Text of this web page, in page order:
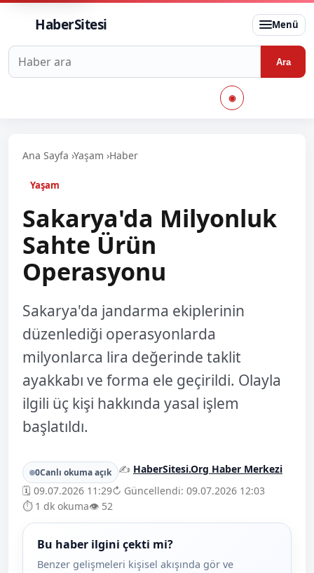
HaberSitesi Menü
Haberlerde ara
Ara
◉
Ana Sayfa ›Yaşam ›Haber
Yaşam
Sakarya'da Milyonluk
Sahte Ürün
Operasyonu
Sakarya'da jandarma ekiplerinin
düzenlediği operasyonlarda
milyonlarca lira değerinde taklit
ayakkabı ve forma ele geçirildi. Olayla
ilgili üç kişi hakkında yasal işlem
başlatıldı.
✍️ HaberSitesi.Org Haber Merkezi
🗓️ 09.07.2026 11:29↻ Güncellendi: 09.07.2026 12:03
⏱️ 1 dk okuma👁️ 52
0Canlı okuma açık
Bu haber ilgini çekti mi?
Benzer gelişmeleri kişisel akışında gör ve